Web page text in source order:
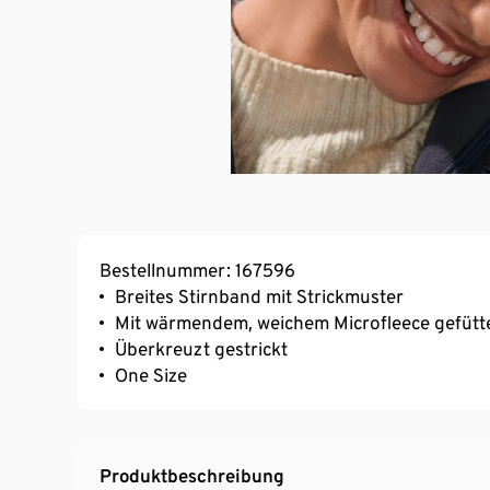
Bestellnummer: 167596
Breites Stirnband mit Strickmuster
Mit wärmendem, weichem Microfleece
Überkreuzt gestrickt
One Size
Produktbeschreibung